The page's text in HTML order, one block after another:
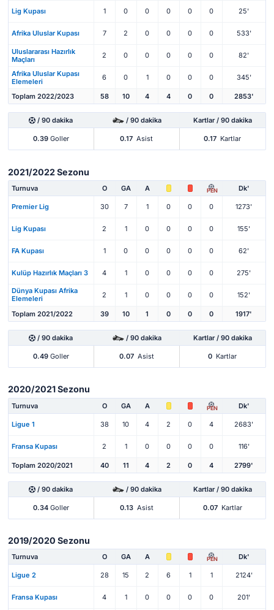
Lig Kupası 1 0 0 0 0 0 25'
Afrika Uluslar Kupası 7 2 0 0 0 0 533'
Uluslararası Hazırlık
Maçları
2 0 0 0 0 0 82'
Afrika Uluslar Kupası
Elemeleri
6 0 1 0 0 0 345'
Toplam 2022/2023 58 10 4 4 0 0 2853'
/ 90 dakika / 90 dakika Kartlar / 90 dakika
0.39Goller 0.17 Asist 0.17 Kartlar
2021/2022 Sezonu
Turnuva O GA A PEN Dk'
Premier Lig 30 7 1 0 0 0 1273'
Lig Kupası 2 1 0 0 0 0 155'
FA Kupası 1 0 0 0 0 0 62'
Kulüp Hazırlık Maçları 3 4 1 0 0 0 0 275'
Dünya Kupası Afrika
Elemeleri
2 1 0 0 0 0 152'
Toplam 2021/2022 39 10 1 0 0 0 1917'
/ 90 dakika / 90 dakika Kartlar / 90 dakika
0.49Goller 0.07 Asist 0 Kartlar
2020/2021 Sezonu
Turnuva O GA A PEN Dk'
Ligue 1 38 10 4 2 0 4 2683'
Fransa Kupası 2 1 0 0 0 0 116'
Toplam 2020/2021 40 11 4 2 0 4 2799'
/ 90 dakika / 90 dakika Kartlar / 90 dakika
0.34Goller 0.13 Asist 0.07 Kartlar
2019/2020 Sezonu
Turnuva O GA A PEN Dk'
Ligue 2 28 15 2 6 1 1 2124'
Fransa Kupası 4 1 0 0 0 0 201'